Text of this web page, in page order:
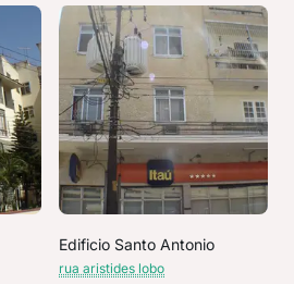
Edificio Santo Antonio
rua aristides lobo